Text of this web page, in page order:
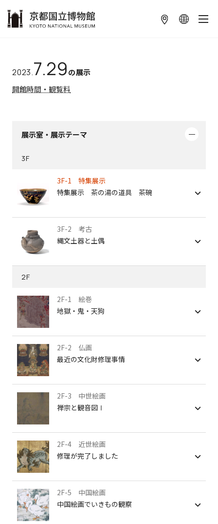
2023.7.29の展示
開館時間・観覧料
展示室・展示テーマ
3F
3F-1 特集展示
特集展示 茶の湯の道具 茶碗
3F-2 考古
縄文土器と土偶
2F
2F-1 絵巻
地獄・鬼・天狗
2F-2 仏画
最近の文化財修理事情
2F-3 中世絵画
禅宗と観音図Ⅰ
2F-4 近世絵画
修理が完了しました
2F-5 中国絵画
中国絵画でいきもの観察